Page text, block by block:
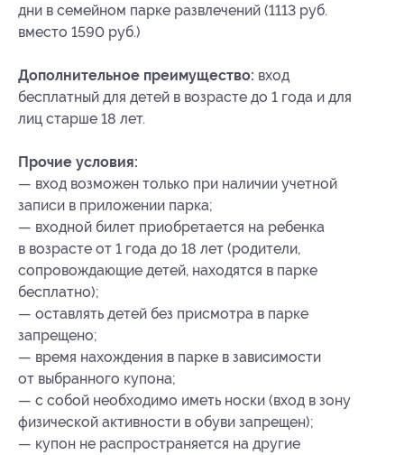
дни в семейном парке развлечений (1113 руб.
вместо 1590 руб.)
Дополнительное преимущество: вход
бесплатный для детей в возрасте до 1 года и для
лиц старше 18 лет.
Прочие условия:
— вход возможен только при наличии учетной
записи в приложении парка;
— входной билет приобретается на ребенка
в возрасте от 1 года до 18 лет (родители,
сопровождающие детей, находятся в парке
бесплатно);
— оставлять детей без присмотра в парке
запрещено;
— время нахождения в парке в зависимости
от выбранного купона;
— с собой необходимо иметь носки (вход в зону
физической активности в обуви запрещен);
— купон не распространяется на другие